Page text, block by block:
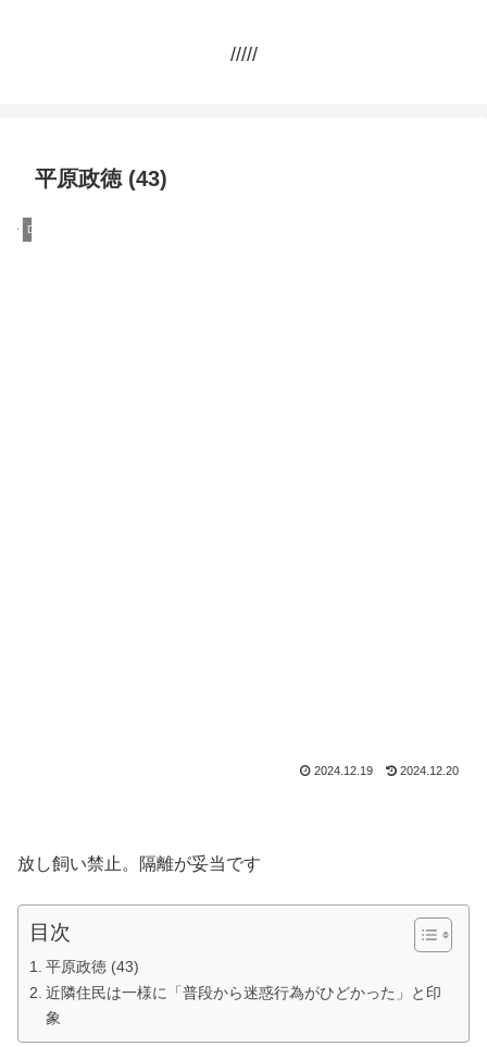
/////
平原政徳 (43)
DQN
2024.12.19 2024.12.20
放し飼い禁止。隔離が妥当です
目次
平原政徳 (43)
近隣住民は一様に「普段から迷惑行為がひどかった」と印
象